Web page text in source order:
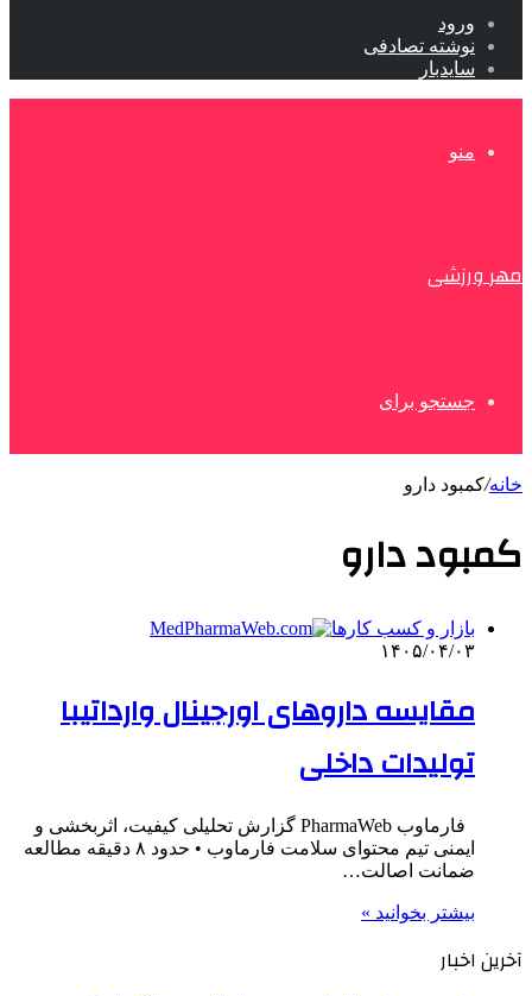
ورود
نوشته تصادفی
سایدبار
منو
مهر ورزشی
جستجو برای
خانه/کمبود دارو
کمبود دارو
بازار و کسب کارها
۱۴۰۵/۰۴/۰۳
مقایسه داروهای اورجینال وارداتیبا
تولیدات داخلی
فارماوب PharmaWeb گزارش تحلیلی کیفیت، اثربخشی و
ایمنی تیم محتوای سلامت فارماوب • حدود ۸ دقیقه مطالعه
ضمانت اصالت…
بیشتر بخوانید »
آخرین اخبار